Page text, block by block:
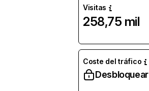
Visitas
258,75 mil
Coste del tráfico
Desbloquear